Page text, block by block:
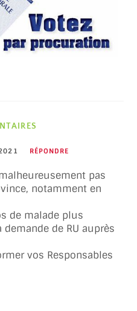
RÉPONDRE
pas
notamment en
de malade plus
de RU auprès
vos Responsables